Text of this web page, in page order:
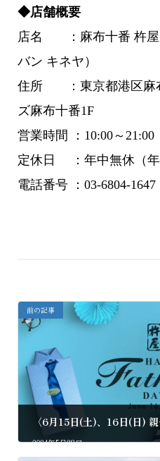
◆店舗概要
店名 ：麻布十番 杵屋
バン キネヤ）
住所 ：東京都港区麻
ズ麻布十番1F
営業時間 ：10:00～21:00
定休日 ：年中無休（年
電話番号 ：03-6804-1647
前の記事
2024年5月28日